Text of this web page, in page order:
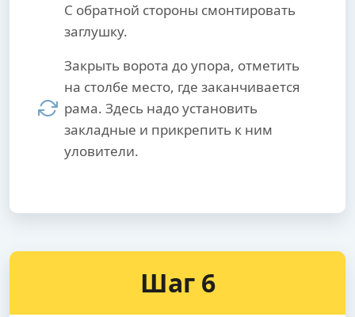
С обратной стороны смонтировать
заглушку.
Закрыть ворота до упора, отметить
на столбе место, где заканчивается
рама. Здесь надо установить
закладные и прикрепить к ним
уловители.
Шаг 6